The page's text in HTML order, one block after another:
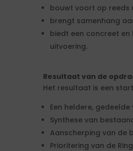
bouwt voort op reeds
brengt samenhang
biedt een concreet
uitvoering.
Resultaat van de
Het resultaat is een
Een heldere,
Synthese van
Aanscherping van de
Prioritering van de